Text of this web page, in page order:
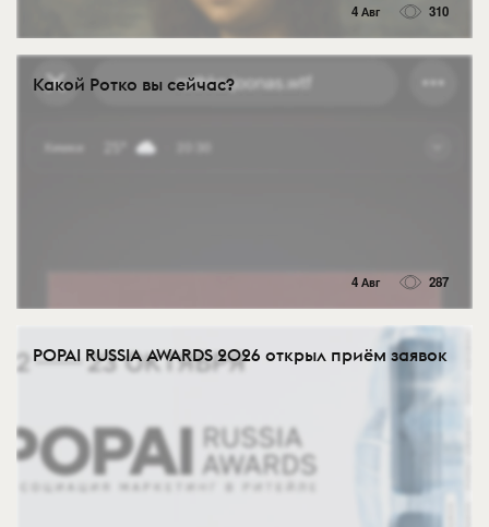
4 Авг 310
Какой Ротко вы сейчас?
4 Авг 287
POPAI RUSSIA AWARDS 2026 открыл приём заявок